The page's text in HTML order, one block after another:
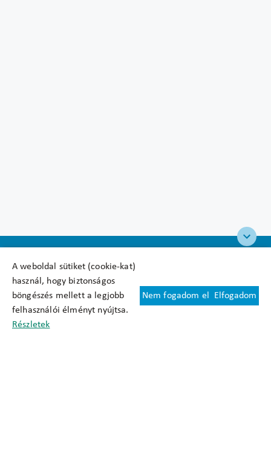
A weboldal sütiket (cookie-kat)
használ, hogy biztonságos
böngészés mellett a legjobb
felhasználói élményt nyújtsa.
Részletek
Nem fogadom el Elfogadom
Felhasználási feltételek